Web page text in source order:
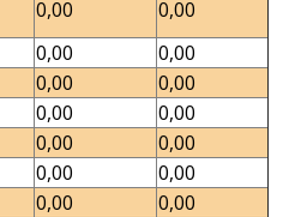
0,00
0,00
0,00
0,00
0,00
0,00
0,00
0,00
0,00
0,00
0,00
0,00
0,00
0,00